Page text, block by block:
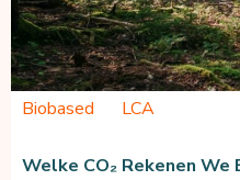
Biobased LCA
Welke CO₂ Rekenen We